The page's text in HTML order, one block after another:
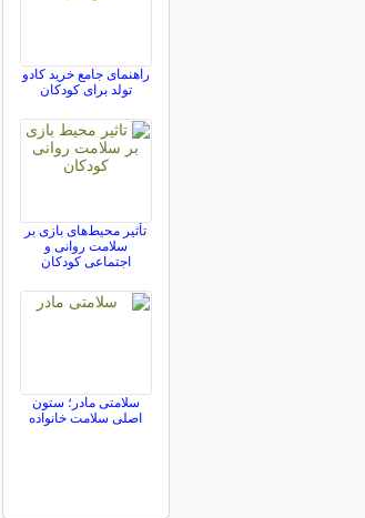
راهنمای جامع خرید کادو
تولد برای کودکان
تأثیر محیط‌های بازی بر
سلامت روانی و
اجتماعی کودکان
سلامتی مادر؛ ستون
اصلی سلامت خانواده